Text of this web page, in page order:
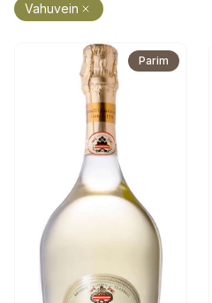
Vahuvein
Parim